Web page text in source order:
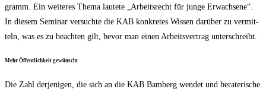
gramm. Ein wei­te­res The­ma lau­te­te „Arbeits­recht für jun­ge Erwach­se­ne“.
In die­sem Semi­nar ver­such­te die KAB kon­kre­tes Wis­sen dar­über zu ver­mit­
teln, was es zu beach­ten gilt, bevor man einen Arbeits­ver­trag unterschreibt.
Mehr Öffent­lich­keit gewünscht
Die Zahl der­je­ni­gen, die sich an die KAB Bam­berg wen­det und bera­te­ri­sche